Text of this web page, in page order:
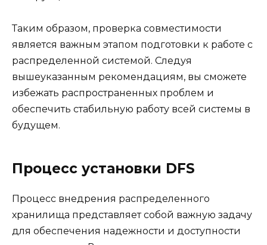
Таким образом, проверка совместимости
является важным этапом подготовки к работе с
распределенной системой. Следуя
вышеуказанным рекомендациям, вы сможете
избежать распространенных проблем и
обеспечить стабильную работу всей системы в
будущем.
Процесс установки DFS
Процесс внедрения распределенного
хранилища представляет собой важную задачу
для обеспечения надежности и доступности